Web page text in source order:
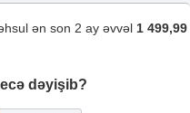
ən son 2 ay əvvəl 1 499,99
dəyişib?